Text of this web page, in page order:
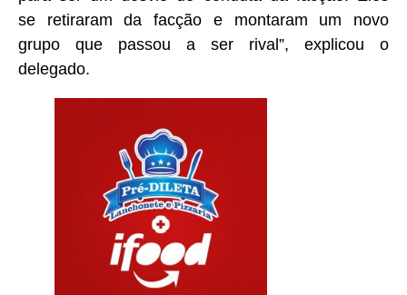
se retiraram da facção e montaram um novo
grupo que passou a ser rival”, explicou o
delegado.